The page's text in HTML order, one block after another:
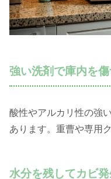
強い洗剤で庫内を
酸性やアルカリ性の強
あります。重曹や専用
水分を残してカビ発